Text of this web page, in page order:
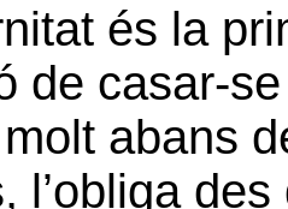
és la
de casar-
abans
l’obliga